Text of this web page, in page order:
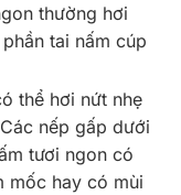
thường hơi
tai nấm cúp
thể hơi nứt nhẹ
nếp gấp dưới
tươi ngon có
mốc hay có mùi